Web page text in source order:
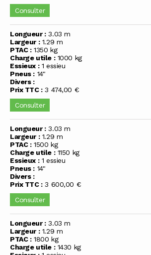
Consulter
Longueur :3.03 m
Largeur :1.29 m
PTAC :1350 kg
Charge utile :1000 kg
Essieux :1 essieu
Pneus : 14"
Divers :
Prix TTC :3 474,00 €
Consulter
Longueur :3.03 m
Largeur :1.29 m
PTAC :1500 kg
Charge utile :1150 kg
Essieux :1 essieu
Pneus : 14"
Divers :
Prix TTC :3 600,00 €
Consulter
Longueur :3.03 m
Largeur :1.29 m
PTAC :1800 kg
Charge utile :1430 kg